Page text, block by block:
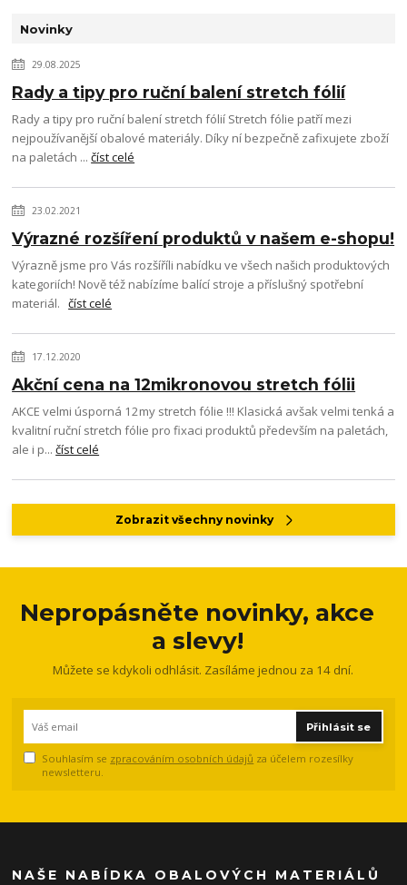
Novinky
29.08.2025
Rady a tipy pro ruční balení stretch fólií
Rady a tipy pro ruční balení stretch fólií Stretch fólie patří mezi
nejpoužívanější obalové materiály. Díky ní bezpečně zafixujete zboží
na paletách ...číst celé
23.02.2021
Výrazné rozšíření produktů v našem e-shopu!
Výrazně jsme pro Vás rozšíříli nabídku ve všech našich produktových
kategoriích! Nově též nabízíme balící stroje a příslušný spotřební
materiál.číst celé
17.12.2020
Akční cena na 12mikronovou stretch fólii
AKCE velmi úsporná 12my stretch fólie !!! Klasická avšak velmi tenká a
kvalitní ruční stretch fólie pro fixaci produktů především na paletách,
ale i p...číst celé
Zobrazit všechny novinky
Nepropásněte novinky, akce
a slevy!
Můžete se kdykoli odhlásit. Zasíláme jednou za 14 dní.
Přihlásit se
Souhlasím se zpracováním osobních údajů za účelem rozesílky
newsletteru.
NAŠE NABÍDKA OBALOVÝCH MATERIÁLŮ